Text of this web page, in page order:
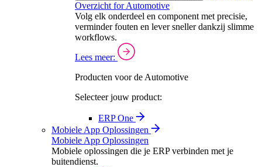
Overzicht for Automotive
Volg elk onderdeel en component met precisie,
verminder fouten en lever sneller dankzij slimme
workflows.
Lees meer:
Producten voor de Automotive
Selecteer jouw product:
ERP One
Mobiele App Oplossingen
Mobiele App Oplossingen
Mobiele oplossingen die je ERP verbinden met je
buitendienst.